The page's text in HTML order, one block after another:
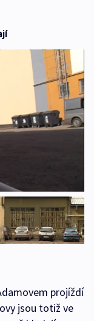
projíždí
jsou totiž ve